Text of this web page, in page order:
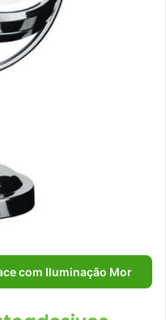
com Iluminação Mor